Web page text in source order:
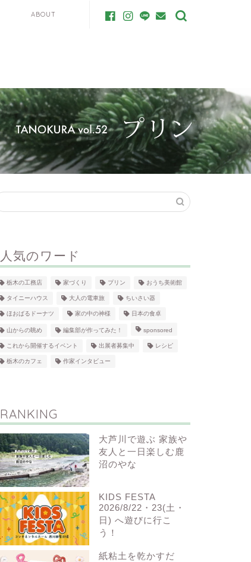
ABOUT
人気のワード
栃木の工務店 家づくり プリン おうち美術館
タイニーハウス 大人の電車旅 ちいさい器
ほおばるドーナツ 家の中の神様 日本の食卓
山からの眺め 編集部が作ってみた！ sponsored
これから開催するイベント 出展者募集中 レシピ
栃木のカフェ 作家インタビュー
RANKING
大芦川で遊ぶ 家族や
友人と一日楽しむ鹿
沼のやな
KIDS FESTA
2026/8/22・23(土・
日) へ遊びに行こ
う！
紙粘土を乾かすだ